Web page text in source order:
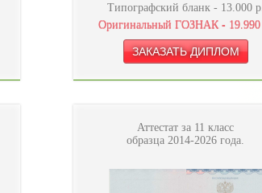
Типографский бланк - 13.000р.
Оригинальный ГОЗНАК - 19.990
Аттестат за 11 класс
образца 2014-2026 года.